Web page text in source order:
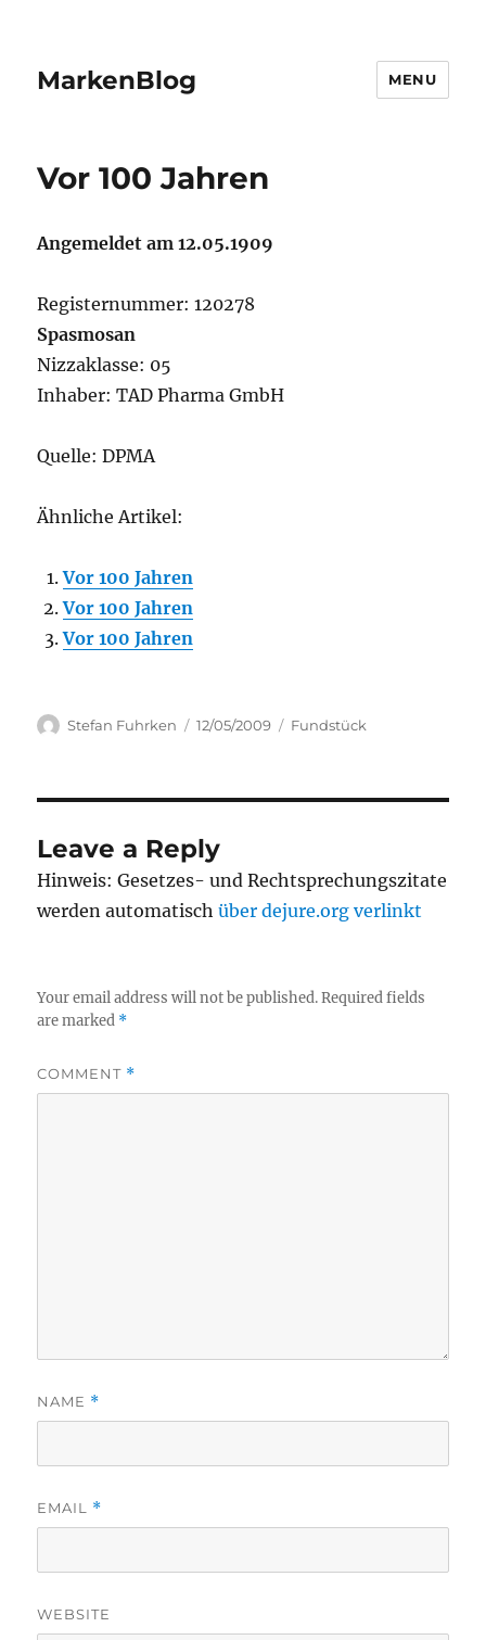
MarkenBlog MENU
Vor 100 Jahren
Angemeldet am 12.05.1909
Registernummer: 120278
Spasmosan
Nizzaklasse: 05
Inhaber: TAD Pharma GmbH
Quelle: DPMA
Ähnliche Artikel:
Vor 100 Jahren
Vor 100 Jahren
Vor 100 Jahren
Author
Stefan Fuhrken
Posted
12/05/2009 Categories
Fundstück
Leave a Reply
Hinweis: Gesetzes- und Rechtsprechungszitate
werden automatischüber dejure.org verlinkt
Your email address will not be published. Required fields
are marked *
COMMENT *
NAME *
EMAIL *
WEBSITE